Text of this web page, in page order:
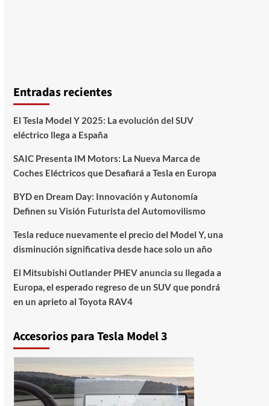
Entradas recientes
El Tesla Model Y 2025: La evolución del SUV
eléctrico llega a España
SAIC Presenta IM Motors: La Nueva Marca de
Coches Eléctricos que Desafiará a Tesla en Europa
BYD en Dream Day: Innovación y Autonomía
Definen su Visión Futurista del Automovilismo
Tesla reduce nuevamente el precio del Model Y, una
disminución significativa desde hace solo un año
El Mitsubishi Outlander PHEV anuncia su llegada a
Europa, el esperado regreso de un SUV que pondrá
en un aprieto al Toyota RAV4
Accesorios para Tesla Model 3